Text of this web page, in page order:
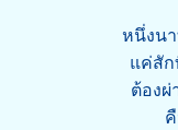
หนึ่งนา
แค่สัก
ต้อง